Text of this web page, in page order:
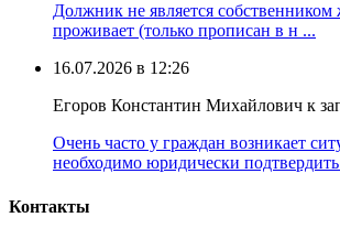
Должник не является собственником
проживает (только прописан в н ...
16.07.2026 в 12:26
Егоров Константин Михайлович к
Очень часто у граждан возникает
необходимо юридически
Контакты